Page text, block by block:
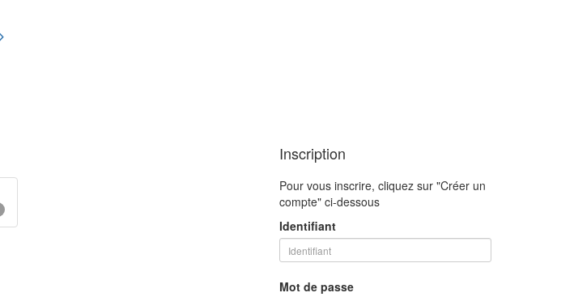
Inscription
Pour vous inscrire, cliquez sur "Créer un
compte" ci-dessous
Identifiant
Mot de passe